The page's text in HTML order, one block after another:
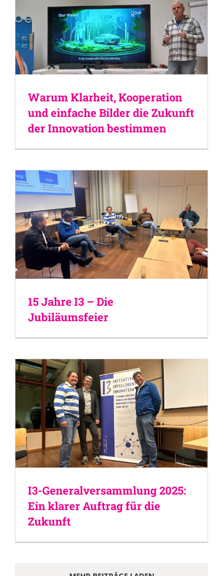
Warum Klarheit, Kooperation
und einfache Bilder die Zukunft
der Innovation bestimmen
15 Jahre I3 – Die
Jubiläumsfeier
I3-Generalversammlung 2025:
Ein klarer Auftrag für die
Zukunft